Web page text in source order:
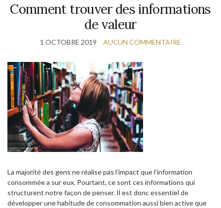
Comment trouver des informations
de valeur
1 OCTOBRE 2019 AUCUN COMMENTAIRE
La majorité des gens ne réalise pas l’impact que l’information
consommée a sur eux. Pourtant, ce sont ces informations qui
structurent notre façon de penser. Il est donc essentiel de
développer une habitude de consommation aussi bien active que